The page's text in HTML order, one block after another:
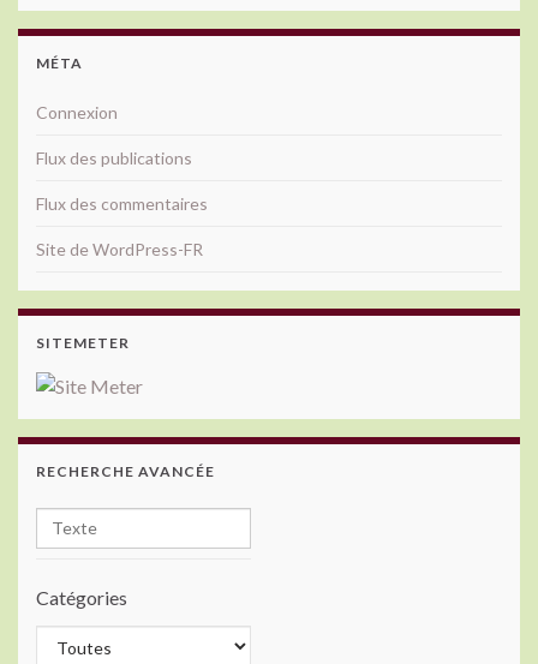
MÉTA
Connexion
Flux des publications
Flux des commentaires
Site de WordPress-FR
SITEMETER
RECHERCHE AVANCÉE
Catégories